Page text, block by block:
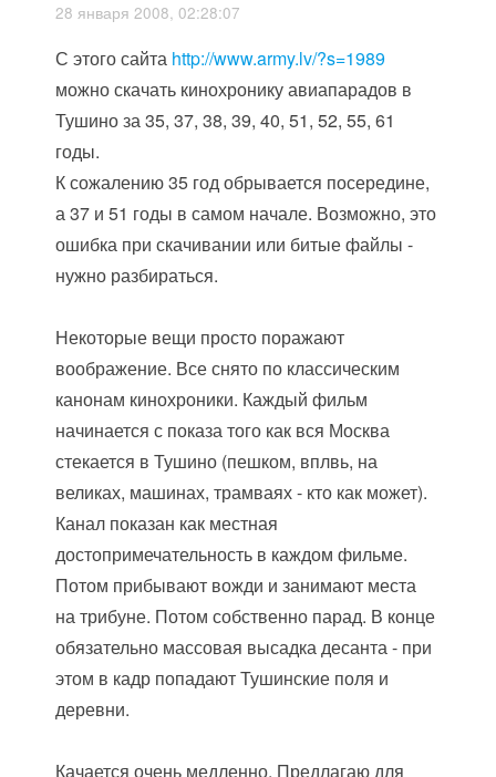
28 января 2008, 02:28:07
С этого сайта http://www.army.lv/?s=1989
можно скачать кинохронику авиапарадов в
Тушино за 35, 37, 38, 39, 40, 51, 52, 55, 61
годы.
К сожалению 35 год обрывается посередине,
а 37 и 51 годы в самом начале. Возможно, это
ошибка при скачивании или битые файлы -
нужно разбираться.
Некоторые вещи просто поражают
воображение. Все снято по классическим
канонам кинохроники. Каждый фильм
начинается с показа того как вся Москва
стекается в Тушино (пешком, вплвь, на
великах, машинах, трамваях - кто как может).
Канал показан как местная
достопримечательность в каждом фильме.
Потом прибывают вожди и занимают места
на трибуне. Потом собственно парад. В конце
обязательно массовая высадка десанта - при
этом в кадр попадают Тушинские поля и
деревни.
Качается очень медленно. Предлагаю для